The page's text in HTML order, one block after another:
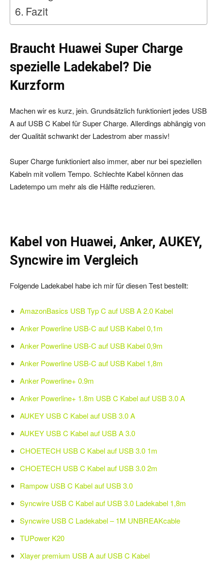
Fazit
Braucht Huawei Super Charge
spezielle Ladekabel? Die
Kurzform
Machen wir es kurz, jein. Grundsätzlich funktioniert jedes USB
A auf USB C Kabel für Super Charge. Allerdings abhängig von
der Qualität schwankt der Ladestrom aber massiv!
Super Charge funktioniert also immer, aber nur bei speziellen
Kabeln mit vollem Tempo. Schlechte Kabel können das
Ladetempo um mehr als die Hälfte reduzieren.
Kabel von Huawei, Anker, AUKEY,
Syncwire im Vergleich
Folgende Ladekabel habe ich mir für diesen Test bestellt:
AmazonBasics USB Typ C auf USB A 2.0 Kabel
Anker Powerline USB-C auf USB Kabel 0,1m
Anker Powerline USB-C auf USB Kabel 0,9m
Anker Powerline USB-C auf USB Kabel 1,8m
Anker Powerline+ 0.9m
Anker Powerline+ 1.8m USB C Kabel auf USB 3.0 A
AUKEY USB C Kabel auf USB 3.0 A
AUKEY USB C Kabel auf USB A 3.0
CHOETECH USB C Kabel auf USB 3.0 1m
CHOETECH USB C Kabel auf USB 3.0 2m
Rampow USB C Kabel auf USB 3.0
Syncwire USB C Kabel auf USB 3.0 Ladekabel 1,8m
Syncwire USB C Ladekabel – 1M UNBREAKcable
TUPower K20
Xlayer premium USB A auf USB C Kabel